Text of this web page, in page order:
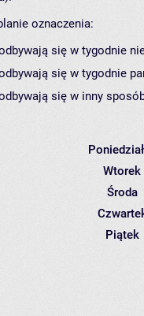
oznaczenia:
się w tygodnie
się w tygodnie
się w inny
Wtorek
Środa
Piątek